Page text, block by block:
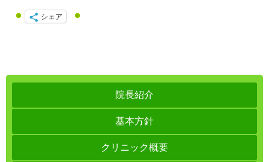
シェア
院長紹介
基本方針
クリニック概要